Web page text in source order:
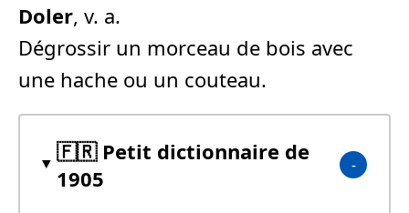
Doler, v. a.
Dégrossir un morceau de bois avec
une hache ou un couteau.
🇫🇷 Petit dictionnaire de
1905